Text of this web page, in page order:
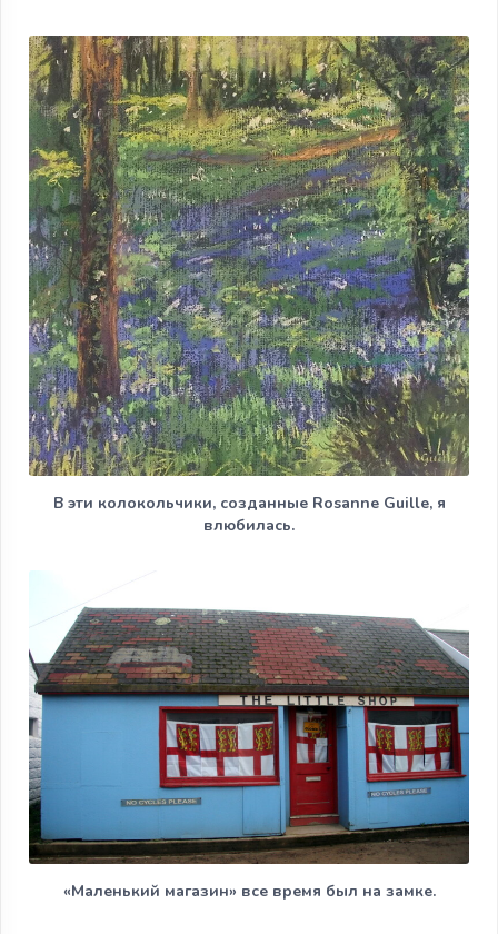
В эти колокольчики, созданные Rosanne Guille, я
влюбилась.
«Маленький магазин» все время был на замке.